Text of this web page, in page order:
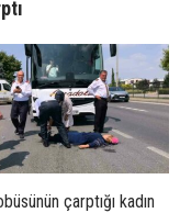
çarptığı kadın